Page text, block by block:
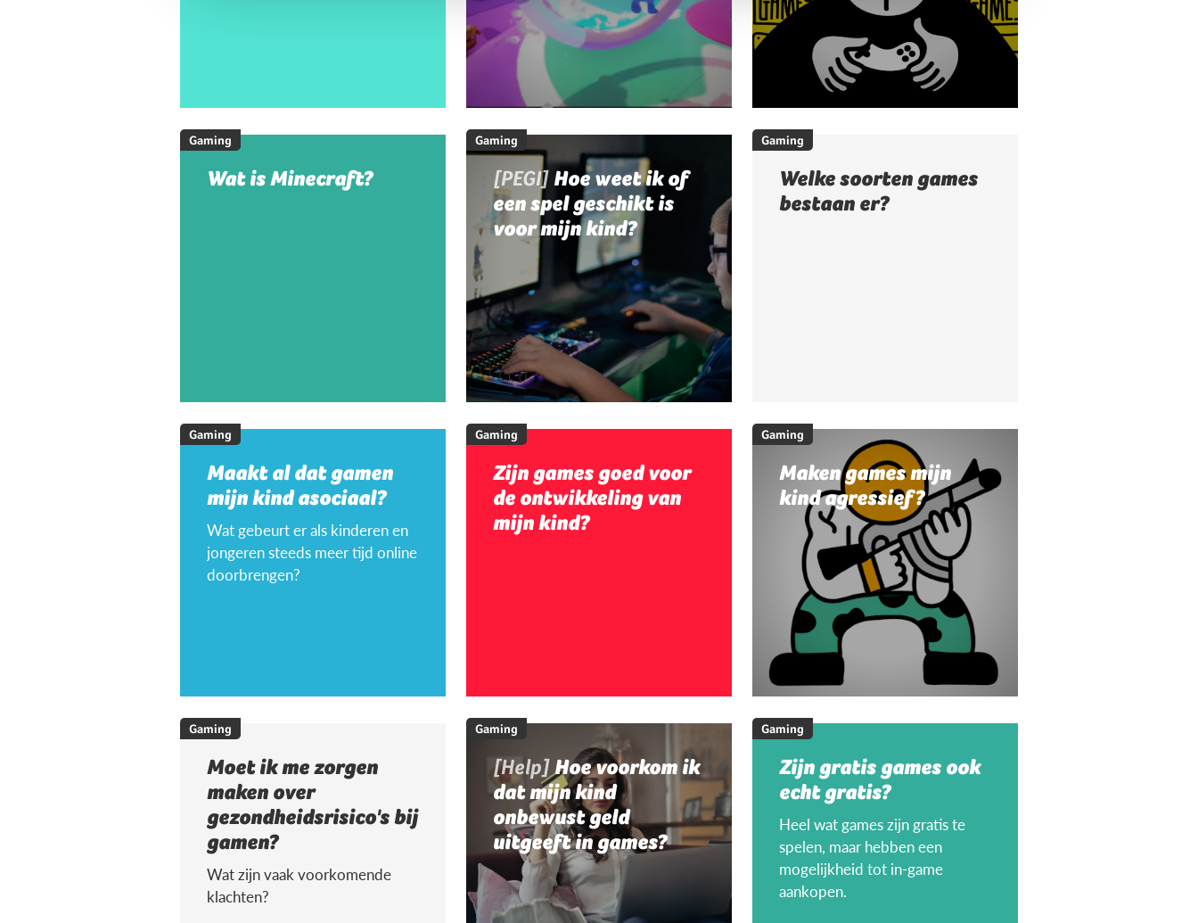
Gaming
Wat is Minecraft?
Gaming
[PEGI] Hoe weet ik of
een spel geschikt is
voor mijn kind?
Gaming
Welke soorten games
bestaan er?
Gaming
Maakt al dat gamen
mijn kind asociaal?
Wat gebeurt er als kinderen en
jongeren steeds meer tijd online
doorbrengen?
Gaming
Zijn games goed voor
de ontwikkeling van
mijn kind?
Gaming
Maken games mijn
kind agressief?
Gaming
Moet ik me zorgen
maken over
gezondheidsrisico's bij
gamen?
Wat zijn vaak voorkomende
klachten?
Gaming
[Help]Hoe voorkom ik
dat mijn kind
onbewust geld
uitgeeft in games?
Gaming
Zijn gratis games ook
echt gratis?
Heel wat games zijn gratis te
spelen, maar hebben een
mogelijkheid tot in-game
aankopen.